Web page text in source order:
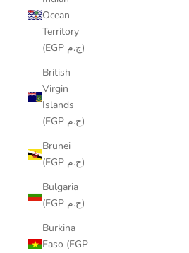
Ocean
Territory
(EGP ج.م)
British
Virgin
Islands
(EGP ج.م)
Brunei
(EGP ج.م)
Bulgaria
(EGP ج.م)
Burkina
Faso (EGP